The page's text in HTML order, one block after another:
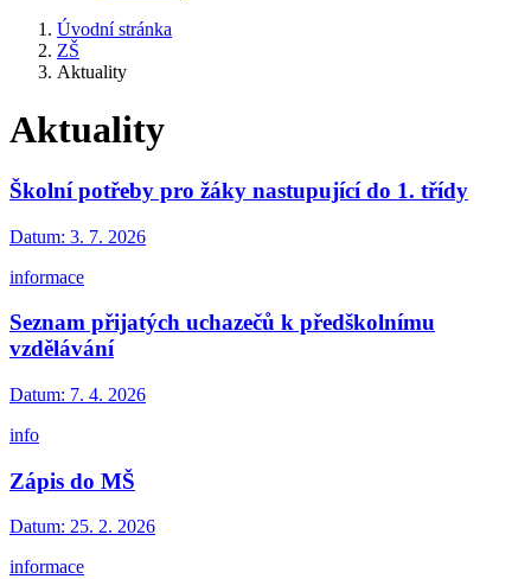
Úvodní stránka
ZŠ
Aktuality
Aktuality
Školní potřeby pro žáky nastupující do 1. třídy
Datum: 3. 7. 2026
informace
Seznam přijatých uchazečů k předškolnímu
vzdělávání
Datum: 7. 4. 2026
info
Zápis do MŠ
Datum: 25. 2. 2026
informace